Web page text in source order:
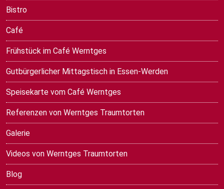
Bistro
Café
Frühstück im Café Werntges
Gutbürgerlicher Mittagstisch in Essen-Werden
Speisekarte vom Café Werntges
Referenzen von Werntges Traumtorten
Galerie
Videos von Werntges Traumtorten
Blog